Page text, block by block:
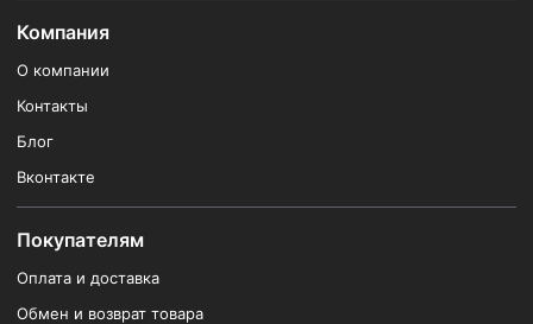
Компания
О компании
Контакты
Блог
Вконтакте
Покупателям
Оплата и доставка
Обмен и возврат товара